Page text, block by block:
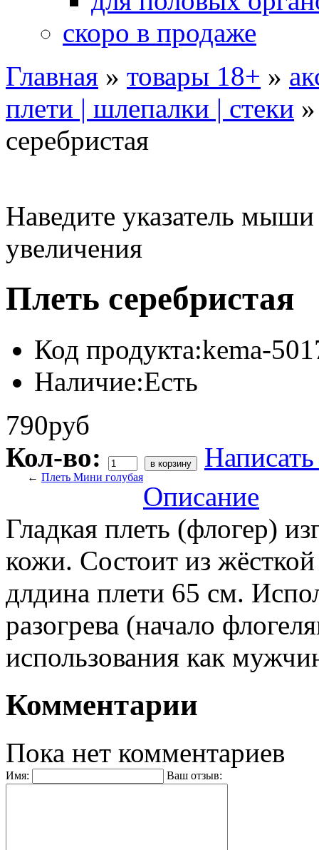
скоро в продаже
Главная » товары 18+ »
плети | шлепалки | стеки
серебристая
Наведите указатель
увеличения
Плеть серебристая
Код продукта:kema-
Наличие:Есть
790руб
Кол-во:
← Плеть Мини голубая
Описание
Гладкая плеть (флогер)
кожи. Состоит из
длдина плети 65 см.
разогрева (начало
использования как
Комментарии
Пока нет комментариев
Имя: Ваш отзыв: